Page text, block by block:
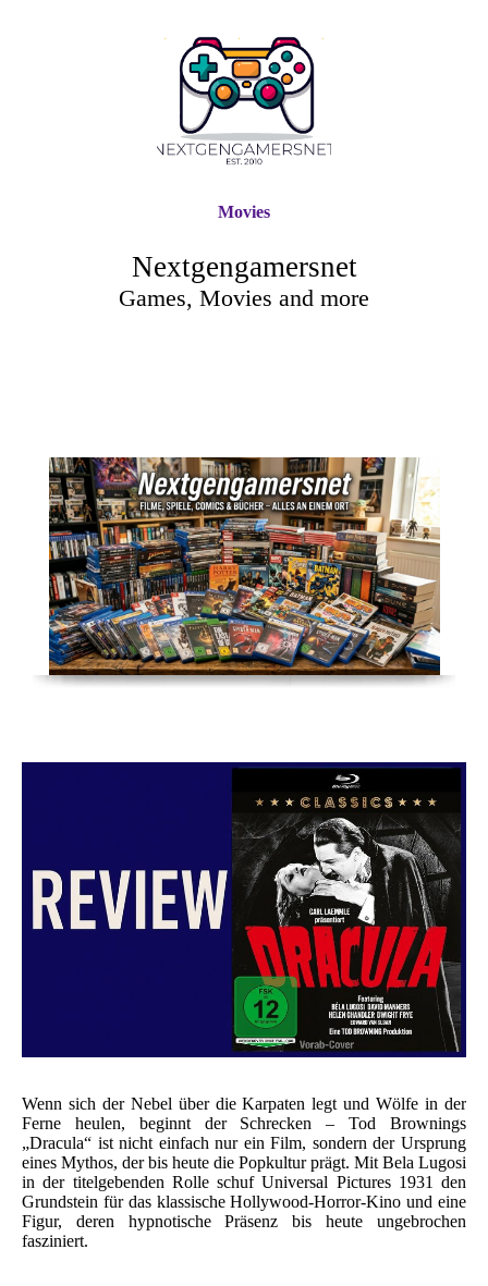
Nextgengamersnet
Games, Movies and more
Movies
Wenn sich der Nebel über die Karpaten legt und Wölfe in der
Ferne heulen, beginnt der Schrecken – Tod Brownings
„Dracula“ ist nicht einfach nur ein Film, sondern der Ursprung
eines Mythos, der bis heute die Popkultur prägt. Mit Bela Lugosi
in der titelgebenden Rolle schuf Universal Pictures 1931 den
Grundstein für das klassische Hollywood-Horror-Kino und eine
Figur, deren hypnotische Präsenz bis heute ungebrochen
fasziniert.